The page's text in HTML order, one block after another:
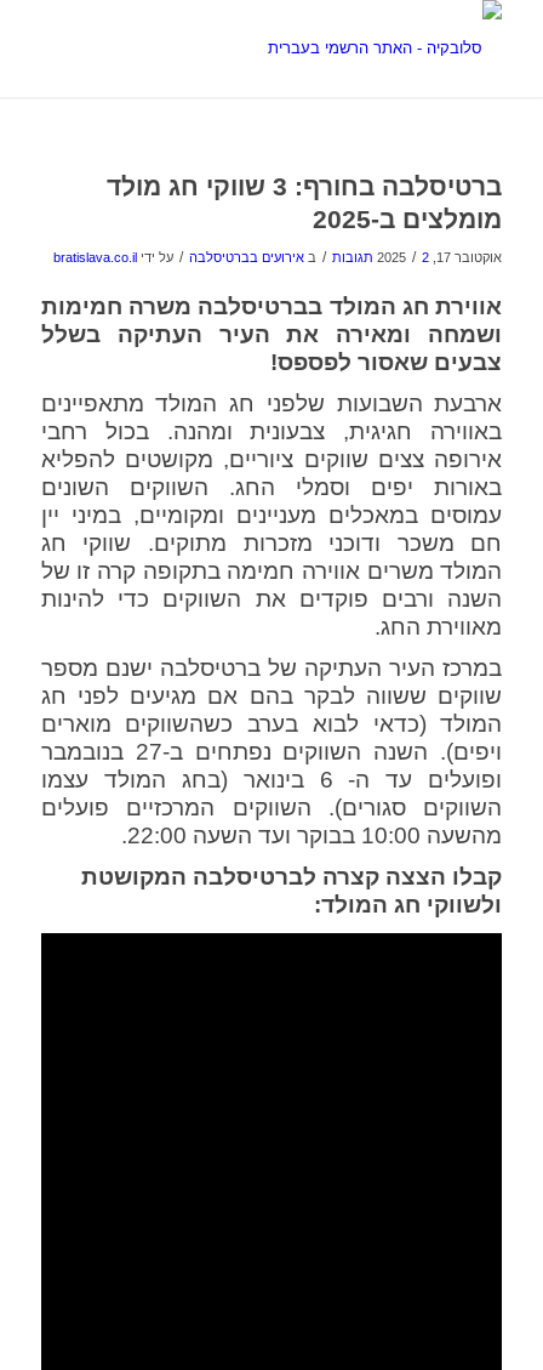
ברטיסלבה בחורף: 3 שווקי חג מולד
מומלצים ב-2025
אוקטובר 17, 2025 / 2 תגובות / ב אירועים בברטיסלבה / על ידי bratislava.co.il
אווירת חג המולד בברטיסלבה משרה חמימות
ושמחה ומאירה את העיר העתיקה בשלל
צבעים שאסור לפספס!
ארבעת השבועות שלפני חג המולד מתאפיינים
באווירה חגיגית, צבעונית ומהנה. בכול רחבי
אירופה צצים שווקים ציוריים, מקושטים להפליא
באורות יפים וסמלי החג. השווקים השונים
עמוסים במאכלים מעניינים ומקומיים, במיני יין
חם משכר ודוכני מזכרות מתוקים. שווקי חג
המולד משרים אווירה חמימה בתקופה קרה זו של
השנה ורבים פוקדים את השווקים כדי להינות
מאווירת החג.
במרכז העיר העתיקה של ברטיסלבה ישנם מספר
שווקים ששווה לבקר בהם אם מגיעים לפני חג
המולד (כדאי לבוא בערב כשהשווקים מוארים
ויפים). השנה השווקים נפתחים ב-27 בנובמבר
ופועלים עד ה- 6 בינואר (בחג המולד עצמו
השווקים סגורים). השווקים המרכזיים פועלים
מהשעה 10:00 בבוקר ועד השעה 22:00.
קבלו הצצה קצרה לברטיסלבה המקושטת
ולשווקי חג המולד: